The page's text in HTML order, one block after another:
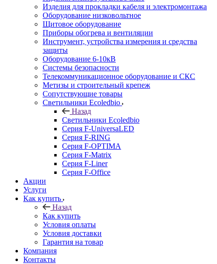
Изделия для прокладки кабеля и электромонтажа
Оборудование низковольтное
Щитовое оборудование
Приборы обогрева и вентиляции
Инструмент, устройства измерения и средства
защиты
Оборудование 6-10кВ
Системы безопасности
Телекоммуникационное оборудование и СКС
Метизы и строительный крепеж
Сопутствующие товары
Светильники Ecoledbio
Назад
Светильники Ecoledbio
Серия F-UniversaLED
Серия F-RING
Серия F-OPTIMA
Серия F-Matrix
Серия F-Liner
Серия F-Office
Акции
Услуги
Как купить
Назад
Как купить
Условия оплаты
Условия доставки
Гарантия на товар
Компания
Контакты